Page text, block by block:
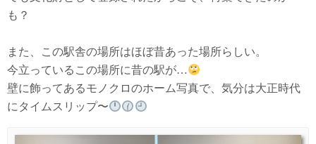
も？
また、この駅舎の場所はほぼ昔あった場所らしい。
今立っているこの場所に昔の駅が…
壁に飾ってあるモノクロのホーム写真で、気分は大正時代
にタイムスリップ〜